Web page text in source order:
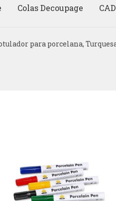
Colas Decoupage
para porcelana,